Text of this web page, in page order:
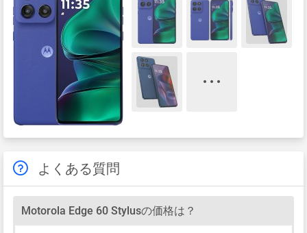
よくある質問
Motorola Edge 60 Stylusの価格は？